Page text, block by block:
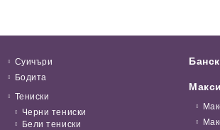
Суичъри
Бодита
Тениски
Черни тениски
Бели тениски